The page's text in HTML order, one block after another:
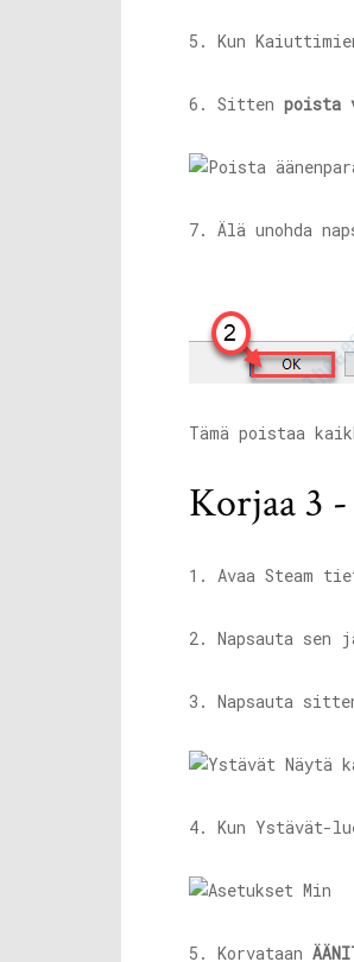
5. Kun
6. Sitten poista
7. Älä unohda
Tämä poistaa
Korjaa 3
1. Avaa Steam
2. Napsauta sen
3. Napsauta
4. Kun Ystävät-
5. Korvataan